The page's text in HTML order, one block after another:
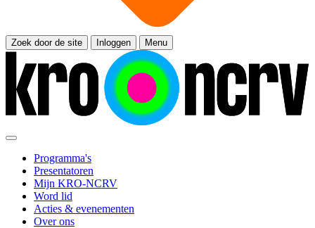
Zoek door de site Inloggen Menu
Programma's
Presentatoren
Mijn KRO-NCRV
Word lid
Acties & evenementen
Over ons